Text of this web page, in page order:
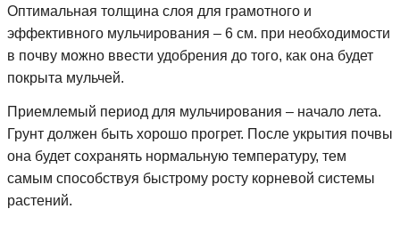
Оптимальная толщина слоя для грамотного и
эффективного мульчирования – 6 см. при необходимости
в почву можно ввести удобрения до того, как она будет
покрыта мульчей.
Приемлемый период для мульчирования – начало лета.
Грунт должен быть хорошо прогрет. После укрытия почвы
она будет сохранять нормальную температуру, тем
самым способствуя быстрому росту корневой системы
растений.